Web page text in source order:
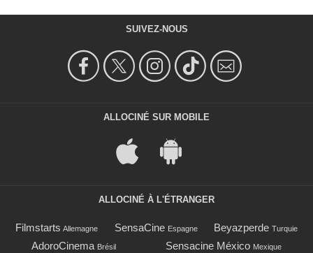
SUIVEZ-NOUS
ALLOCINÉ SUR MOBILE
ALLOCINÉ À L'ÉTRANGER
Filmstarts Allemagne SensaCine Espagne Beyazperde Turquie
AdoroCinema Brésil Sensacine México Mexique